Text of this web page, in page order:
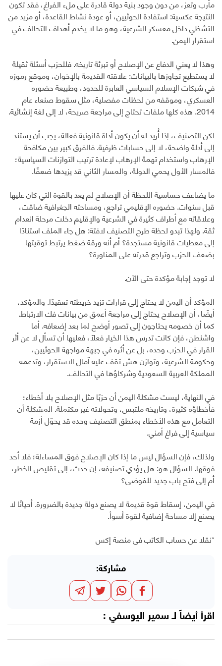
مأرب وتعز، من دون وجود بنية دولة قادرة على ملء الفراغ، فقد تكون
النتيجة عكسية: استفادة الحوثيين، أو عودة نشاط القاعدة، أو مزيد من
التشظي داخل معسكر الشرعية، وهو ما لا يخدم أهداف التحالف في
استقرار اليمن.
وهذا لا يعني الدفاع عن الإصلاح أو تبرئة تاريخه. فللحزب أسئلة ثقيلة
لا يستطيع تجاوزها بالبيانات: علاقته القديمة بالإخوان، وموقع رموزه
في شبكات الإسلام السياسي العابرة للحدود، وطبيعة حضوره
العسكري، وموقفه من لحظات مفصلية، مثل سقوط صنعاء عام
2014. هذه كلها ملفات تحتاج إلى مراجعة صريحة، لا إلى لغة إنشائية.
لكن التصنيف، إذا أُريد له أن يكون أداة قانونية فعالة، يجب أن يستند
إلى أدلة واضحة، لا إلى حسابات ظرفية. فالفرق كبير بين مكافحة
الإرهاب واستخدام تهمة الإرهاب لإعادة ترتيب التوازنات السياسية؛
فالمسار الأول يحمي الدولة، والمسار الثاني قد يزيدها ضعفًا.
ما يضاعف حساسية اللحظة أن الإصلاح لم يعد بالقوة التي كان عليها
قبل سنوات. حضوره الإقليمي تراجع، ومساحته الجغرافية ضاقت،
وعلاقاته مع أطراف كثيرة في الشرعية والإقليم دخلت مرحلة انعدام
ثقة. ولهذا تبدو لحظة طرح التصنيف لافتة: هل جاء الملف استنادًا
إلى معطيات قانونية مستجدة؟ أم أنه ورقة ضغط يرتبط توقيتها
بضعف الحزب وتراجع قدرته على المناورة؟
لا توجد إجابة مؤكدة حتى الآن.
المؤكد أن اليمن لا يحتاج إلى قرارات تزيد خريطته تعقيدًا. والمؤكد،
أيضًا، أن الإصلاح يحتاج إلى مراجعة أعمق من بيانات فك الارتباط.
كما أن خصومه يحتاجون إلى تصور أوضح لما بعد إضعافه. أما
واشنطن، فإن كانت تدرس هذا الخيار فعلًا، فعليها أن تسأل لا عن أثر
القرار في الحزب وحده، بل عن أثره في جبهة مواجهة الحوثيين،
وحكومة الشرعية، وتوازن هش تقف عليه آمال الاستقرار، وتدعمه
المملكة العربية السعودية وشركاؤها في التحالف.
في النهاية، ليست مشكلة اليمن أن حزبًا مثل الإصلاح بلا أخطاء؛
فأخطاؤه كثيرة، وتاريخه ملتبس، وتحولاته غير مكتملة. المشكلة أن
التعامل مع هذه الأخطاء بمنطق التصنيف وحده قد يحوّل أزمة
سياسية إلى فراغ أمني.
ولذلك، فإن السؤال ليس ما إذا كان الإصلاح فوق المساءلة؛ فلا أحد
فوقها. السؤال هو: هل يؤدي تصنيفه، إن حدث، إلى تقليص الخطر،
أم إلى فتح باب جديد للفوضى؟
في اليمن، إسقاط قوة قديمة لا يصنع دولة جديدة بالضرورة. أحيانًا لا
يصنع إلا مساحة إضافية لقوة أسوأ.
*نقلا عن حساب الكاتب في منصة إكس
مشاركة:
اقرأ أيضاً لـ سمير اليوسفي :